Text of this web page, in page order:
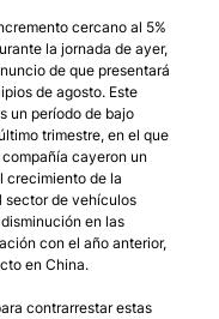
cercano al 5%
la jornada de ayer,
de que presentará
de agosto. Este
un período de bajo
trimestre, en el que
cayeron un
crecimiento de la
sector de vehículos
en las
con el año anterior,
en China.
contrarrestar estas